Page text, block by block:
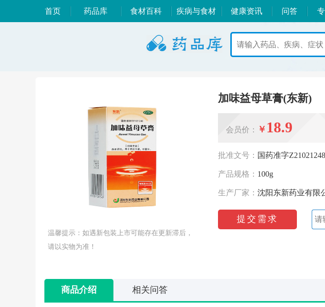
首页 药品库 食材百科 疾病与食材 健康资讯 问答
温馨提示：如遇新包装上市可能存在更新滞后，
请以实物为准！
加味益母草膏(东新)
会员价： ￥ 18.9
批准文号： 国药准字Z21021248
产品规格： 100g
生产厂家： 沈阳东新药业有限
提交需求
商品介绍 相关问答